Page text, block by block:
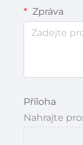
Zpráva
Příloha
Nahrajte